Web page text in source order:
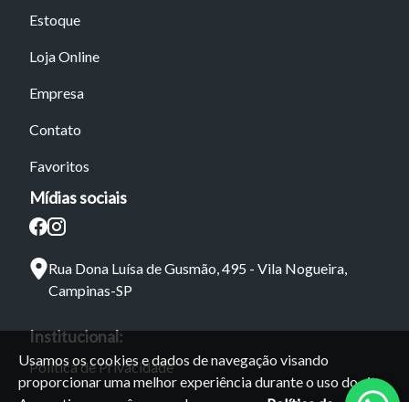
Usamos os cookies e dados de navegação visando
proporcionar uma melhor experiência durante o uso do site.
Estoque
Loja Online
Empresa
Contato
Favoritos
Mídias sociais
Rua Dona Luísa de Gusmão, 495 - Vila Nogueira,
Campinas-SP
Institucional:
Política de Privacidade